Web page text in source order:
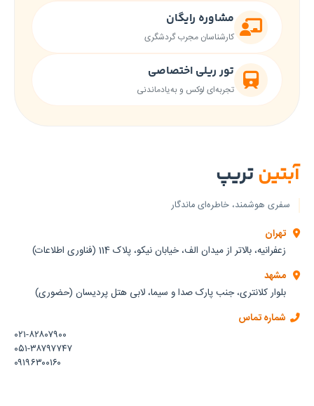
پاسخگویی
سروش
احمدی
برای
ارتباط
ابتدا
انتخاب
بله پیامک
2
ستاره
3
ستاره
4
مدت
و ۳
روز
برای
جستجو
وارد
کنید.
مشاوره رایگان
کارشناسان مجرب گردشگری
تور ریلی اختصاصی
تجربه‌ای لوکس و به‌یادماندنی
آبتینتریپ
سفری هوشمند، خاطره‌ای ماندگار
تهران
زعفرانیه، بالاتر از میدان الف، خیابان نیکو، پلاک 114 (فناوری اطلاعات)
مشهد
بلوار کلانتری، جنب پارک صدا و سیما، لابی هتل پردیسان (حضوری)
شماره تماس
۰۲۱-۸۲۸۰۷۹۰۰
۰۵۱-۳۸۷۹۷۷۴۷
۰۹۱۹۶۳۰۰۱۶۰